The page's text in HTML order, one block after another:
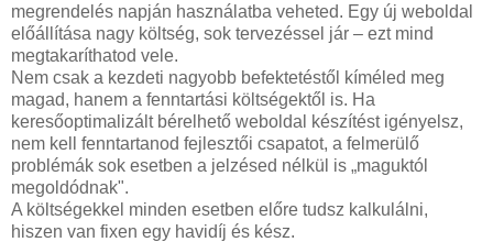
megrendelés napján használatba veheted. Egy új weboldal
előállítása nagy költség, sok tervezéssel jár – ezt mind
megtakaríthatod vele.
Nem csak a kezdeti nagyobb befektetéstől kíméled meg
magad, hanem a fenntartási költségektől is. Ha
keresőoptimalizált bérelhető weboldal készítést igényelsz,
nem kell fenntartanod fejlesztői csapatot, a felmerülő
problémák sok esetben a jelzésed nélkül is „maguktól
megoldódnak".
A költségekkel minden esetben előre tudsz kalkulálni,
hiszen van fixen egy havidíj és kész.